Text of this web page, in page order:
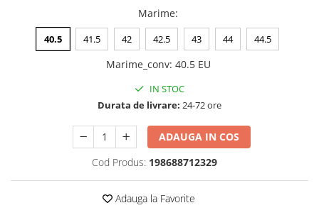
Marime:
40.5 41.5 42 42.5 43 44 44.5
Marime_conv: 40.5 EU
IN STOC
Durata de livrare: 24-72 ore
ADAUGA IN COS
Cod Produs: 198688712329
Adauga la Favorite